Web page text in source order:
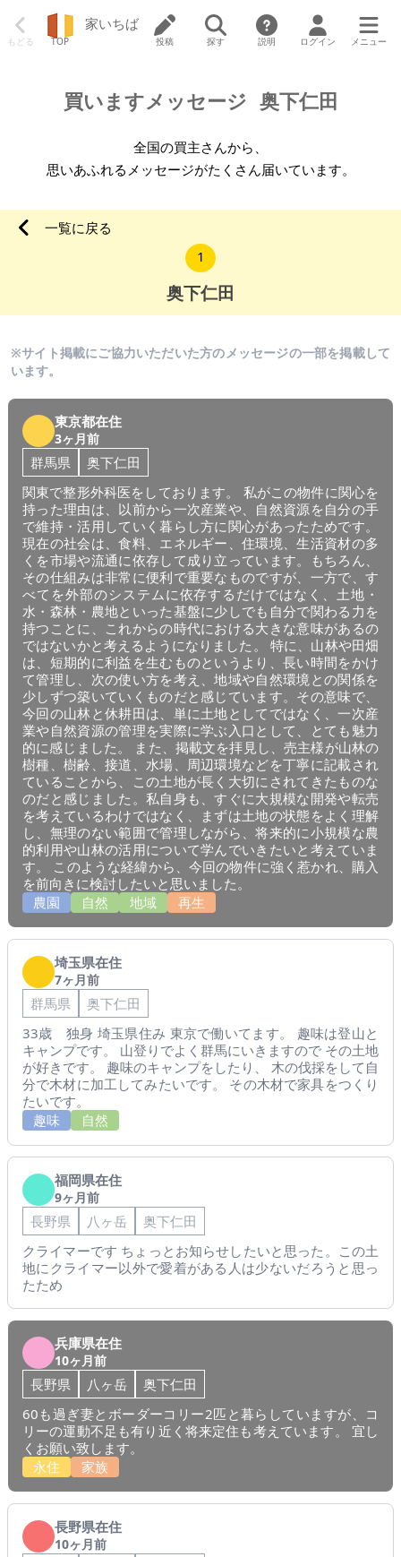
もどる TOP
家いちば
投稿 探す 説明 ログイン メニュー
買いますメッセージ 奥下仁田
全国の買主さんから、
思いあふれるメッセージがたくさん届いています。
一覧に戻る
1
奥下仁田
※サイト掲載にご協力いただいた方のメッセージの一部を掲載して
います。
東京都在住
3ヶ月前
群馬県
奥下仁田
関東で整形外科医をしております。 私がこの物件に関心を
持った理由は、以前から一次産業や、自然資源を自分の手
で維持・活用していく暮らし方に関心があったためです。
現在の社会は、食料、エネルギー、住環境、生活資材の多
くを市場や流通に依存して成り立っています。もちろん、
その仕組みは非常に便利で重要なものですが、一方で、す
べてを外部のシステムに依存するだけではなく、土地・
水・森林・農地といった基盤に少しでも自分で関わる力を
持つことに、これからの時代における大きな意味があるの
ではないかと考えるようになりました。 特に、山林や田畑
は、短期的に利益を生むものというより、長い時間をかけ
て管理し、次の使い方を考え、地域や自然環境との関係を
少しずつ築いていくものだと感じています。その意味で、
今回の山林と休耕田は、単に土地としてではなく、一次産
業や自然資源の管理を実際に学ぶ入口として、とても魅力
的に感じました。 また、掲載文を拝見し、売主様が山林の
樹種、樹齢、接道、水場、周辺環境などを丁寧に記載され
ていることから、この土地が長く大切にされてきたものな
のだと感じました。私自身も、すぐに大規模な開発や転売
を考えているわけではなく、まずは土地の状態をよく理解
し、無理のない範囲で管理しながら、将来的に小規模な農
的利用や山林の活用について学んでいきたいと考えていま
す。 このような経緯から、今回の物件に強く惹かれ、購入
を前向きに検討したいと思いました。
農園
自然 地域 再生
埼玉県在住
7ヶ月前
群馬県
奥下仁田
33歳 独身 埼玉県住み 東京で働いてます。 趣味は登山と
キャンプです。 山登りでよく群馬にいきますので その土地
が好きです。 趣味のキャンプをしたり、 木の伐採をして自
分で木材に加工してみたいです。 その木材で家具をつくり
たいです。
趣味
自然
福岡県在住
9ヶ月前
長野県 八ヶ岳
奥下仁田
クライマーです ちょっとお知らせしたいと思った。この土
地にクライマー以外で愛着がある人は少ないだろうと思っ
たため
兵庫県在住
10ヶ月前
長野県 八ヶ岳
奥下仁田
60も過ぎ妻とボーダーコリー2匹と暮らしていますが、コ
リーの運動不足も有り近く将来定住も考えています。 宜し
くお願い致します。
永住
家族
長野県在住
10ヶ月前